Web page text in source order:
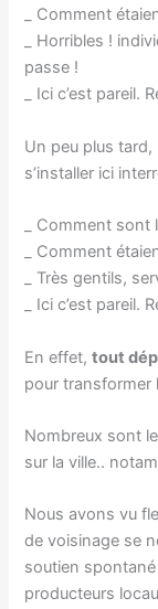
_ Comment
_ Horribles !
passe !
_ Ici c’est pareil.
Un peu plus
s’installer ici
_ Comment sont
_ Comment
_ Très gentils,
_ Ici c’est pareil.
En effet,tout
pour transformer
Nombreux sont
sur la ville..
Nous avons vu
de voisinage se
soutien
producteurs